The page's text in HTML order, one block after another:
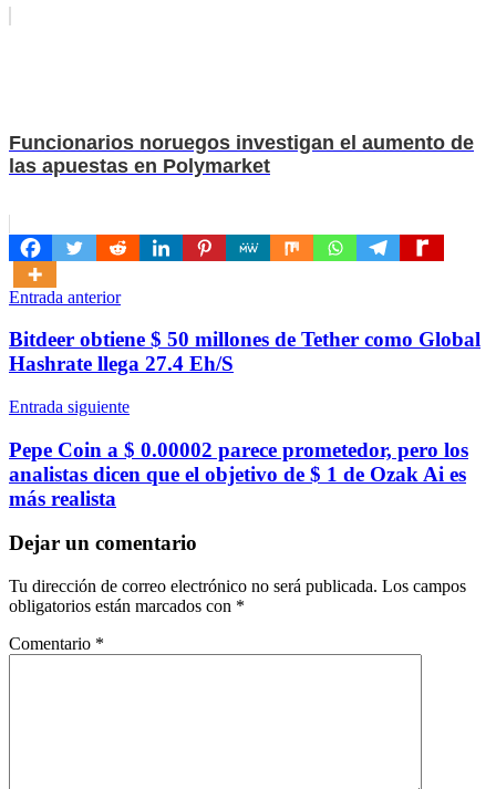
Funcionarios noruegos investigan el aumento de
las apuestas en Polymarket
Navegación
de
entradas
Entrada anterior
Bitdeer obtiene $ 50 millones de Tether como Global
Hashrate llega 27.4 Eh/S
Entrada siguiente
Pepe Coin a $ 0.00002 parece prometedor, pero los
analistas dicen que el objetivo de $ 1 de Ozak Ai es
más realista
Dejar un comentario
Tu dirección de correo electrónico no será publicada. Los campos
obligatorios están marcados con *
Comentario *